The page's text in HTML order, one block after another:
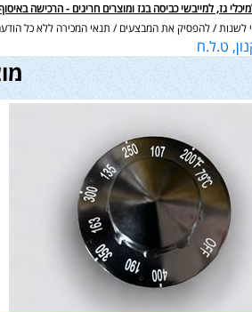
גז, למייבשי כביסה בגז ומוצרים חריגים - הרכישה
/ להפסיק את המבצעים / תנאי המכירה ללא כל
ט.ל.ח